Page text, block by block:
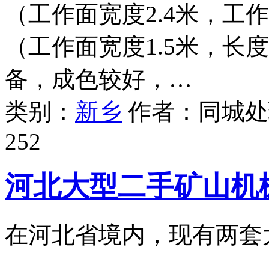
（工作面宽度2.4米，工
（工作面宽度1.5米，长
备，成色较好，…
类别： 新乡 作者： 同城
252
河北大型二手矿山
在河北省境内，现有两